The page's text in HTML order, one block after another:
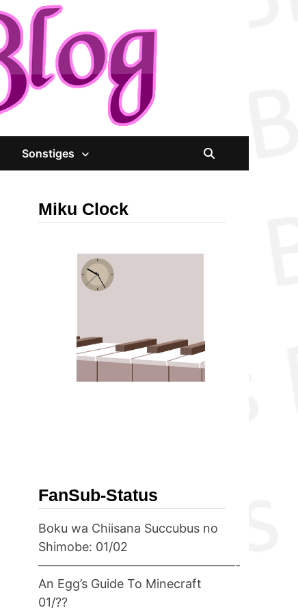
Sonstiges
Miku Clock
FanSub-Status
Boku wa Chiisana Succubus no
Shimobe: 01/02
————————————————-
An Egg’s Guide To Minecraft
01/??